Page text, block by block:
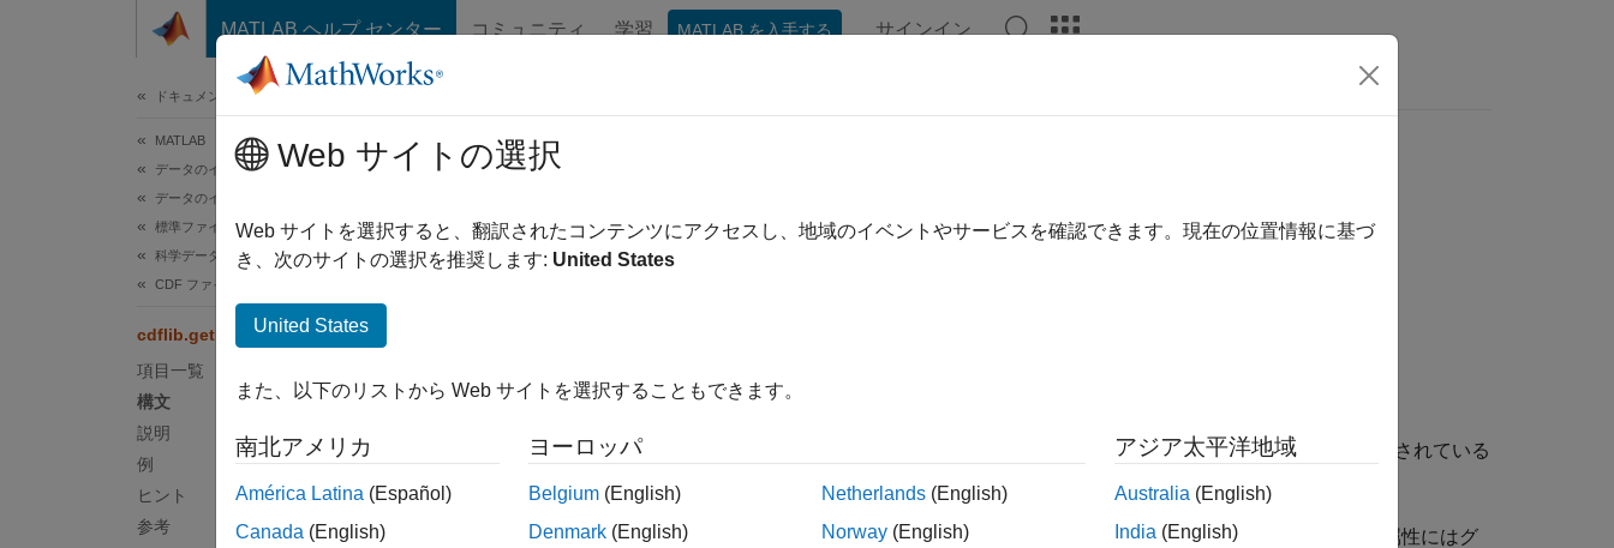
コンテンツへスキップ
MATLAB ヘルプ センター コミュニティ 学習 MATLAB を入手する サインイン
ドキュメンテーションのホーム
MATLAB
データのインポートと解析
データのインポートとエクスポート
標準ファイル形式
科学データ
CDF ファイル
cdflib.getNumAttrgEntries
項目一覧
構文
説明
例
ヒント
参考
cdflib.getNumAttrgEntries
グローバル スコープをもつ属性のエントリの数
説明
nentries = cdflib.getNumAttrgEntries(cdfId,attrNum)
は、CDF (Common Data Format) ファイルで指定されている
は CDF ファイルを識別します。 attrNumは、属性を識別する数値です。属性番号は 0 ベースです。属性にはグ
Web サイトの選択
Web サイトを選択すると、翻訳されたコンテンツにアクセスし、地域のイベントやサービスを確認できます。現在の位置情報に基づ
き、次のサイトの選択を推奨します: United States
United States
また、以下のリストから Web サイトを選択することもできます。
南北アメリカ
América Latina (Español)
Canada (English)
ヨーロッパ
Belgium (English)
Denmark (English)
Netherlands (English)
Norway (English)
アジア太平洋地域
Australia (English)
India (English)